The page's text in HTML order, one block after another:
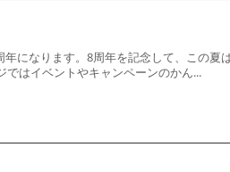
になります。8周年を記念して、この夏
ではイベントやキャンペーンのかん...